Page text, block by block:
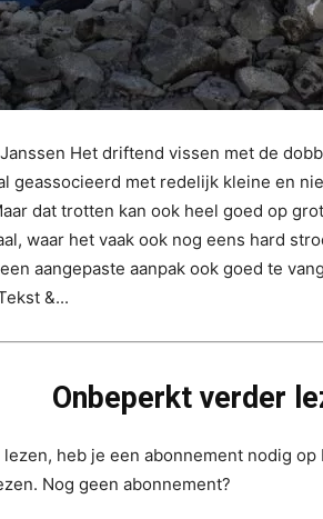
Het driftend vissen met de
geassocieerd met redelijk kleine en
dat trotten kan ook heel goed op
waar het vaak ook nog eens hard
aangepaste aanpak ook goed te
&...
Onbeperkt verder
heb je een abonnement nodig op
Nog geen abonnement?